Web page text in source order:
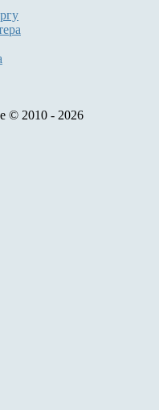
© 2010 - 2026